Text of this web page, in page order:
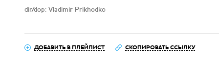
dir/dop: Vladimir Prikhodko
ДОБАВИТЬ В ПЛЕЙЛИСТ СКОПИРОВАТЬ ССЫЛКУ